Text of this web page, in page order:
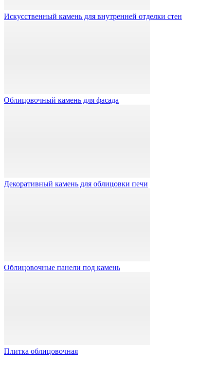
Искусственный камень для внутренней отделки стен
Облицовочный камень для фасада
Декоративный камень для облицовки печи
Облицовочные панели под камень
Плитка облицовочная